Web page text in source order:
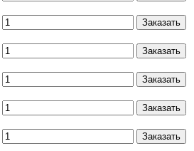
Заказать
Заказать
Заказать
Заказать
Заказать